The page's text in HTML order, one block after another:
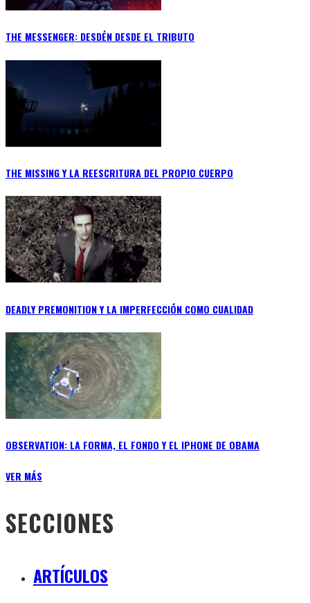
THE MESSENGER: DESDÉN DESDE EL TRIBUTO
THE MISSING Y LA REESCRITURA DEL PROPIO CUERPO
DEADLY PREMONITION Y LA IMPERFECCIÓN COMO CUALIDAD
OBSERVATION: LA FORMA, EL FONDO Y EL IPHONE DE OBAMA
VER MÁS
SECCIONES
ARTÍCULOS